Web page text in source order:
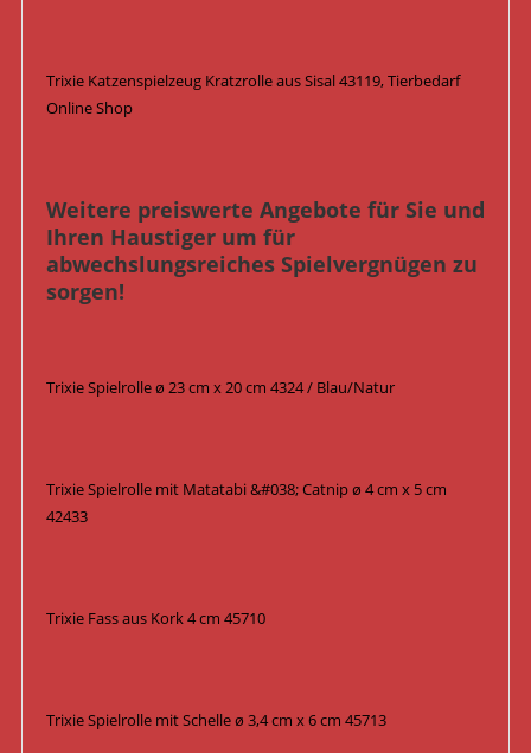
Trixie Katzenspielzeug Kratzrolle aus Sisal 43119, Tierbedarf
Online Shop
Weitere preiswerte Angebote für Sie und
Ihren Haustiger um für
abwechslungsreiches Spielvergnügen zu
sorgen!
Trixie Spielrolle ø 23 cm x 20 cm 4324 / Blau/Natur
Trixie Spielrolle mit Matatabi &#038; Catnip ø 4 cm x 5 cm
42433
Trixie Fass aus Kork 4 cm 45710
Trixie Spielrolle mit Schelle ø 3,4 cm x 6 cm 45713